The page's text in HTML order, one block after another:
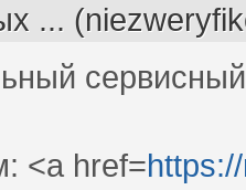
...
<a href=